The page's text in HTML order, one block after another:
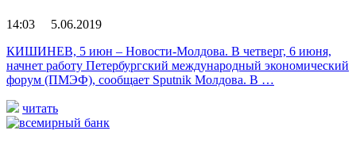
14:03 5.06.2019
КИШИНЕВ, 5 июн – Новости-Молдова. В четверг, 6 июня,
начнет работу Петербургский международный экономический
форум (ПМЭФ), сообщает Sputnik Молдова. В …
читать